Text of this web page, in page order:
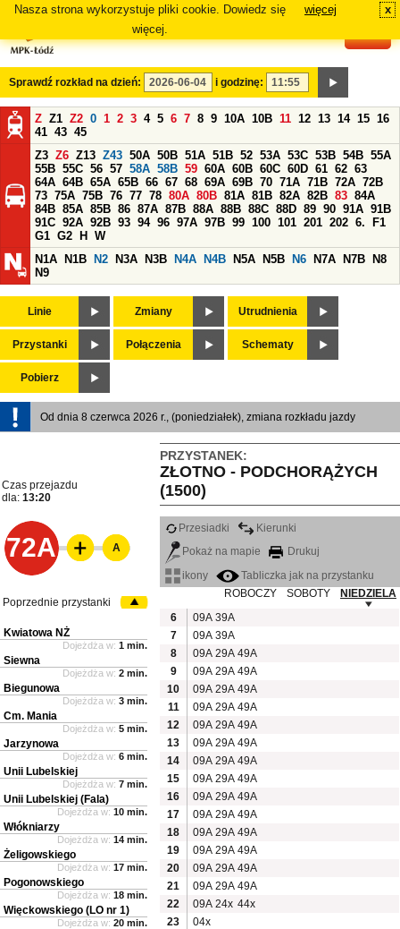
Nasza strona wykorzystuje pliki cookie. Dowiedz się
więcej.
więcej x
Sprawdź rozkład na dzień: i godzinę:
Z Z1 Z2 0 1 2 3 4 5 6 7 8 9 10A 10B 11 12 13 14 15 16
41 43 45
Z3 Z6 Z13 Z43 50A 50B 51A 51B 52 53A 53C 53B 54B 55A
55B 55C 56 57 58A 58B 59 60A 60B 60C 60D 61 62 63
64A 64B 65A 65B 66 67 68 69A 69B 70 71A 71B 72A 72B
73 75A 75B 76 77 78 80A 80B 81A 81B 82A 82B 83 84A
84B 85A 85B 86 87A 87B 88A 88B 88C 88D 89 90 91A 91B
91C 92A 92B 93 94 96 97A 97B 99 100 101 201 202 6.
F1
G1 G2 H
W
N1A
N1B N2 N3A N3B N4A N4B N5A N5B N6 N7A N7B
N8
N9
Linie Zmiany Utrudnienia
Przystanki Połączenia Schematy
Pobierz
Od dnia 8 czerwca 2026 r., (poniedziałek), zmiana rozkładu jazdy
PRZYSTANEK:
ZŁOTNO - PODCHORĄŻYCH
(1500)
Czas przejazdu
dla: 13:20
72A
Przesiadki
Kierunki
Pokaż na mapie
Drukuj
ikony
Tabliczka jak na przystanku
ROBOCZY
SOBOTY
NIEDZIELA
6
09A 39A
7
09A 39A
8
09A 29A 49A
9
09A 29A 49A
10
09A 29A 49A
11
09A 29A 49A
12
09A 29A 49A
13
09A 29A 49A
14
09A 29A 49A
15
09A 29A 49A
16
09A 29A 49A
17
09A 29A 49A
18
09A 29A 49A
19
09A 29A 49A
20
09A 29A 49A
21
09A 29A 49A
22
09A 24x 44x
23
04x
A
Poprzednie przystanki
Kwiatowa NŻ
Dojeżdża w: 1 min.
Siewna
Dojeżdża w: 2 min.
Biegunowa
Dojeżdża w: 3 min.
Cm. Mania
Dojeżdża w: 5 min.
Jarzynowa
Dojeżdża w: 6 min.
Unii Lubelskiej
Dojeżdża w: 7 min.
Unii Lubelskiej (Fala)
Dojeżdża w: 10 min.
Włókniarzy
Dojeżdża w: 14 min.
Żeligowskiego
Dojeżdża w: 17 min.
Pogonowskiego
Dojeżdża w: 18 min.
Więckowskiego (LO nr 1)
Dojeżdża w: 20 min.